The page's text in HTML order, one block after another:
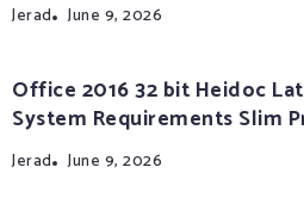
Jerad June 9, 2026
Office 2016 32 bit Heidoc
System Requirements Slim
Jerad June 9, 2026